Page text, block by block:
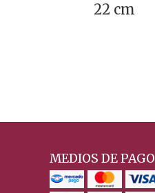
22 cm
MEDIOS DE PAGO